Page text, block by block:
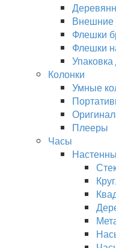
Внешние
Флешки
Флешки
Колонки
Умные
Плееры
Часы